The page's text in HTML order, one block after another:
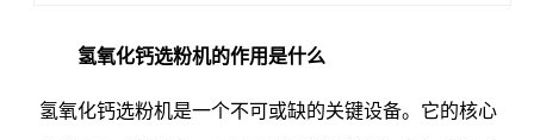
氢氧化钙选粉机的作用是什么
氢氧化钙选粉机是一个不可或缺的关键设备。它的核心